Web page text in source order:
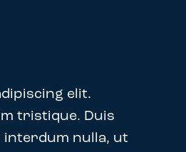
elit.
tristique. Duis
nulla, ut